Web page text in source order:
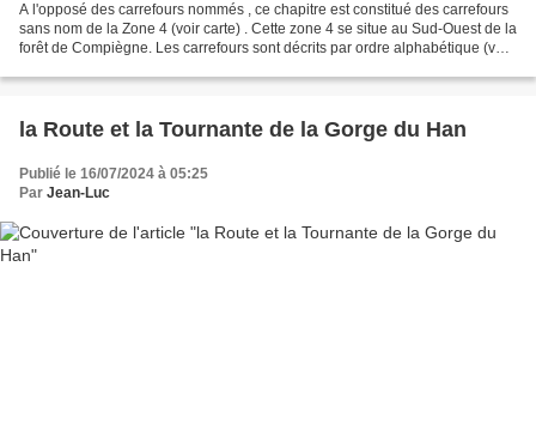
A l'opposé des carrefours nommés , ce chapitre est constitué des carrefours
sans nom de la Zone 4 (voir carte) . Cette zone 4 se situe au Sud-Ouest de la
forêt de Compiègne. Les carrefours sont décrits par ordre alphabétique (voir
la Route et la Tournante de la Gorge du Han
Publié le 16/07/2024 à 05:25
Par Jean-Luc